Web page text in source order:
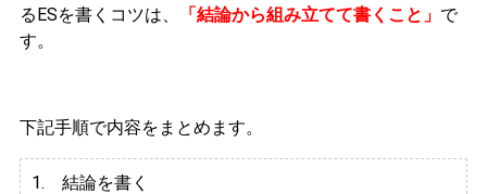
るESを書くコツは、
「結論から組み立てて書くこと」 で
す。
下記手順で内容をまとめます。
1. 結論を書く